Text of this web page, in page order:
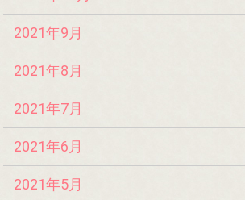
2021年9月
2021年8月
2021年7月
2021年6月
2021年5月